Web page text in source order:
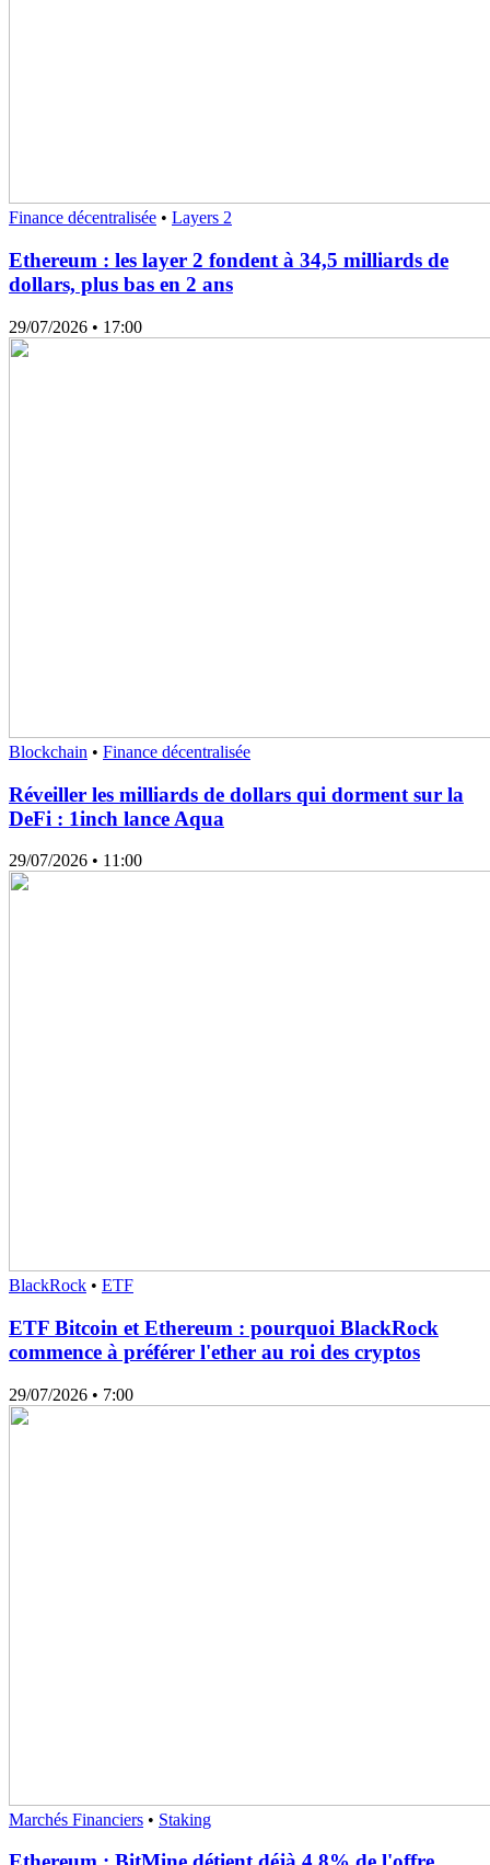
Finance décentralisée • Layers 2
Ethereum : les layer 2 fondent à 34,5 milliards de
dollars, plus bas en 2 ans
29/07/2026 • 17:00
Blockchain • Finance décentralisée
Réveiller les milliards de dollars qui dorment sur la
DeFi : 1inch lance Aqua
29/07/2026 • 11:00
BlackRock • ETF
ETF Bitcoin et Ethereum : pourquoi BlackRock
commence à préférer l'ether au roi des cryptos
29/07/2026 • 7:00
Marchés Financiers • Staking